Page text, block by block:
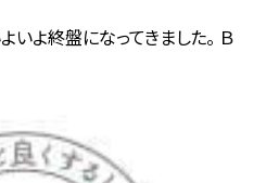
いよ終盤になってきました。 Ｂ